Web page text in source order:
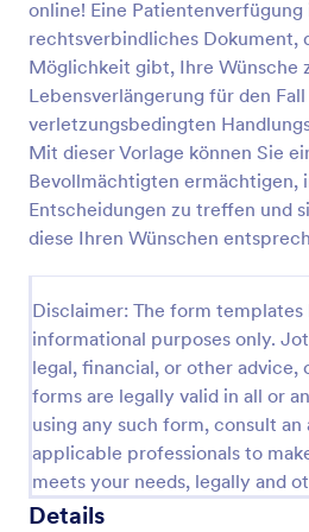
online! Eine Patientenverfügung
rechtsverbindliches Dokument,
Möglichkeit gibt, Ihre Wünsche
Lebensverlängerung für den
verletzungsbedingten
Mit dieser Vorlage können Sie
Bevollmächtigten ermächtigen,
Entscheidungen zu treffen und
diese Ihren Wünschen
Disclaimer: The form templates
informational purposes only.
legal, financial, or other
forms are legally valid in all or
using any such form, consult
applicable professionals to
meets your needs, legally and
Details